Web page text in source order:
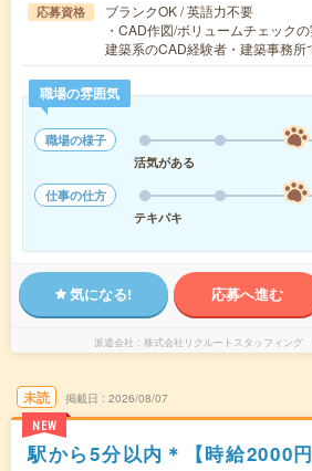
応募資格
ブランクOK / 英語力不要
・CAD作図/ボリュームチェック
建築系のCAD経験者・建築事務
職場の雰囲気
職場の様子
活気がある
仕事の仕方
テキパキ
気になる! 応募へ進む
派遣会社 株式会社リクルートスタッフィング
未読
NEW
掲載日 2026/08/07
駅から5分以内＊【時給2000